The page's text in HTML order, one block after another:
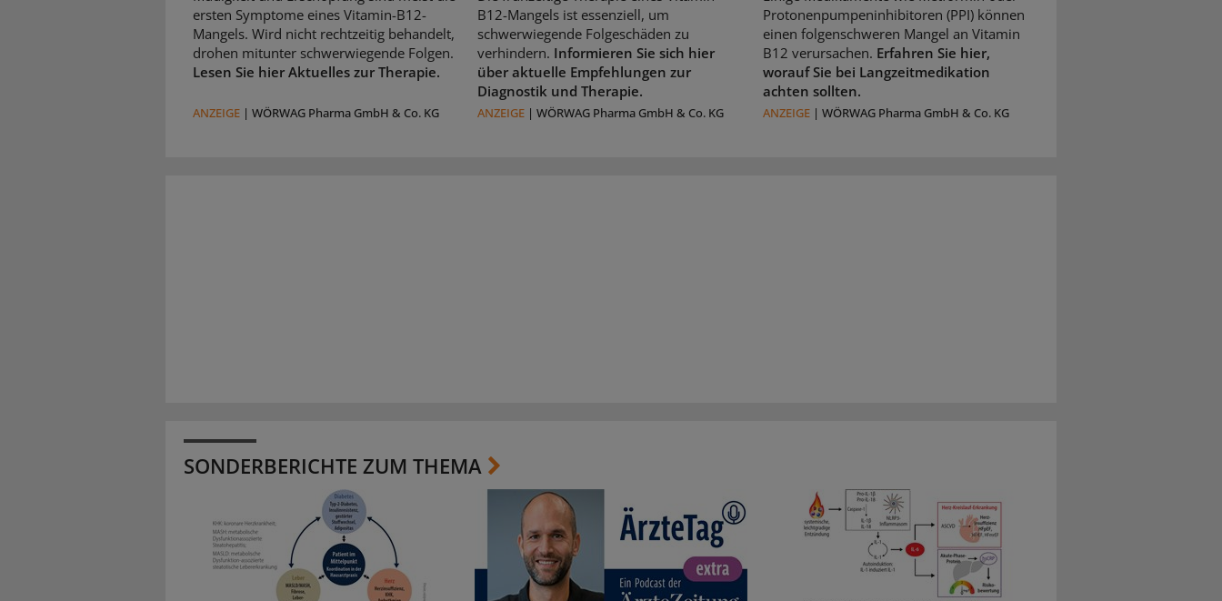
ersten Symptome eines Vitamin-B12-
Mangels. Wird nicht rechtzeitig behandelt,
drohen mitunter schwerwiegende Folgen.
Lesen Sie hier Aktuelles zur Therapie.
ANZEIGE | WÖRWAG Pharma GmbH & Co. KG
B12-Mangels ist essenziell, um
schwerwiegende Folgeschäden zu
verhindern. Informieren Sie sich hier
über aktuelle Empfehlungen zur
Diagnostik und Therapie.
ANZEIGE |WÖRWAG Pharma GmbH & Co. KG
Protonenpumpeninhibitoren (PPI) können
einen folgenschweren Mangel an Vitamin
B12 verursachen. Erfahren Sie hier,
worauf Sie bei Langzeitmedikation
achten sollten.
ANZEIGE| WÖRWAG Pharma GmbH & Co. KG
SONDERBERICHTE ZUM THEMA